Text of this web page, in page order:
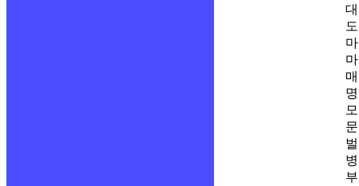
매
모
문
벌
부